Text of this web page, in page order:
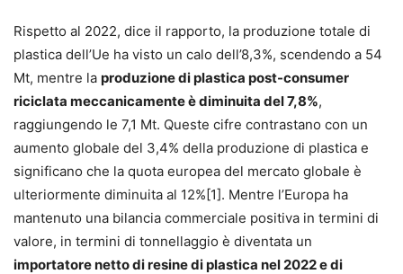
Rispetto al 2022, dice il rapporto, la produzione totale di
plastica dell’Ue ha visto un calo dell’8,3%, scendendo a 54
Mt, mentre la produzione di plastica post-consumer
riciclata meccanicamente è diminuita del 7,8%,
raggiungendo le 7,1 Mt. Queste cifre contrastano con un
aumento globale del 3,4% della produzione di plastica e
significano che la quota europea del mercato globale è
ulteriormente diminuita al 12%[1]. Mentre l’Europa ha
mantenuto una bilancia commerciale positiva in termini di
valore, in termini di tonnellaggio è diventata un
importatore netto di resine di plastica nel 2022 e di